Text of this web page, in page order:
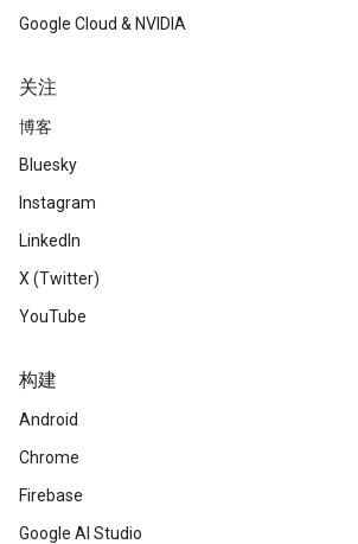
Google Cloud & NVIDIA
关注
博客
Bluesky
Instagram
LinkedIn
X (Twitter)
YouTube
构建
Android
Chrome
Firebase
Google AI Studio